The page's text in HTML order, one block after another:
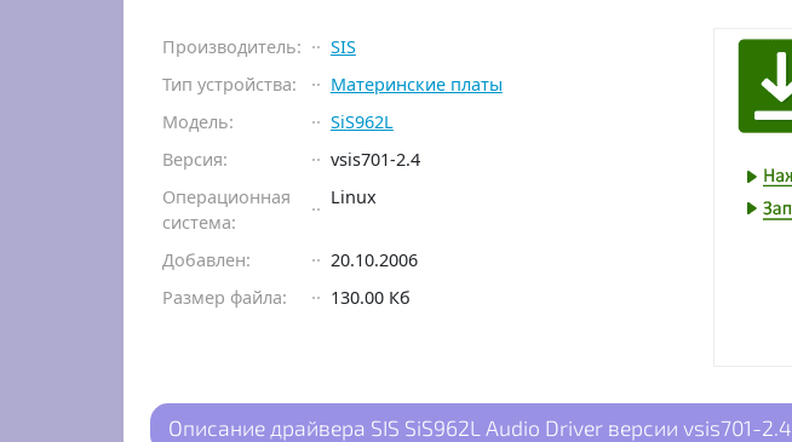
Производитель:
SIS
Тип устройства:
Материнские платы
Модель:
SiS962L
Версия:
vsis701-2.4
Операционная
система:
Linux
Добавлен:
20.10.2006
Размер файла:
130.00 Кб
Описание драйвера SIS SiS962L Audio Driver версии vsis701-2.4